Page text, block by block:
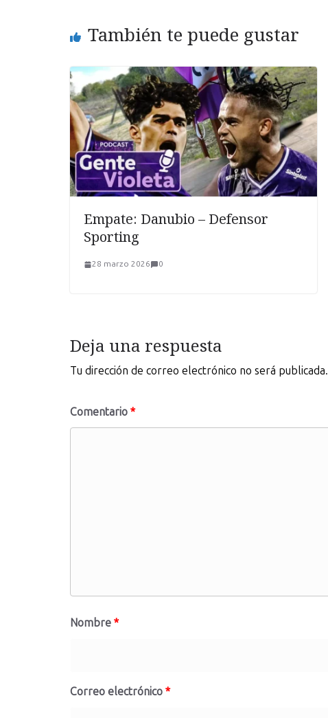
También te puede gustar
Empate: Danubio – Defensor
Sporting
28 marzo 2026 0
Deja una respuesta
Tu dirección de correo electrónico no será publicada.
Comentario *
Nombre *
Correo electrónico *